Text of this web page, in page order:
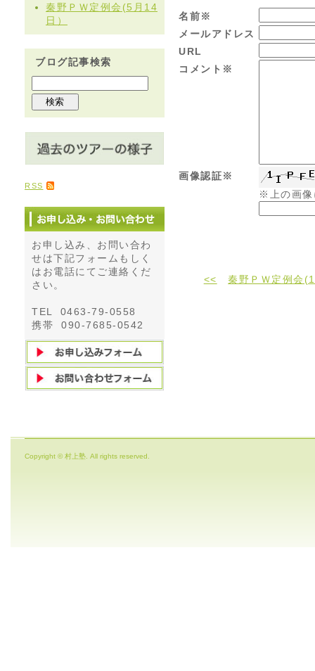
秦野ＰＷ定例会(5月14
日）
ブログ記事検索
RSS
お申し込み、お問い合わ
せは下記フォームもしく
はお電話にてご連絡くだ
さい。
TEL 0463-79-0558
携帯 090-7685-0542
名前※
メールアドレス
URL
コメント※
画像認証※
※上の画像
<< 秦野ＰＷ定例会
Copyright © 村上塾. All rights reserved.